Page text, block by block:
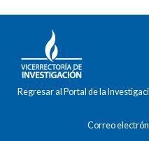
Regresar al Portal de la
Correo